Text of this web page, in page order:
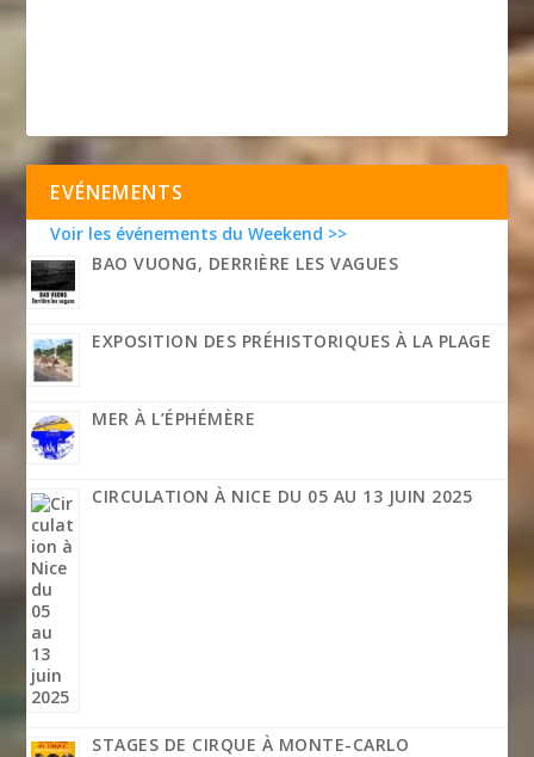
EVÉNEMENTS
Voir les événements du Weekend >>
BAO VUONG, DERRIÈRE LES VAGUES
EXPOSITION DES PRÉHISTORIQUES À LA PLAGE
MER À L’ÉPHÉMÈRE
CIRCULATION À NICE DU 05 AU 13 JUIN 2025
STAGES DE CIRQUE À MONTE-CARLO